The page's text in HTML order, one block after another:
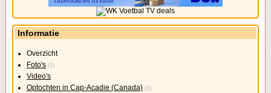
Informatie
Overzicht
Foto's (1)
Video's
Optochten in Cap-Acadie (Canada) (1)